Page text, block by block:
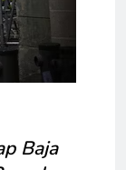
Baja